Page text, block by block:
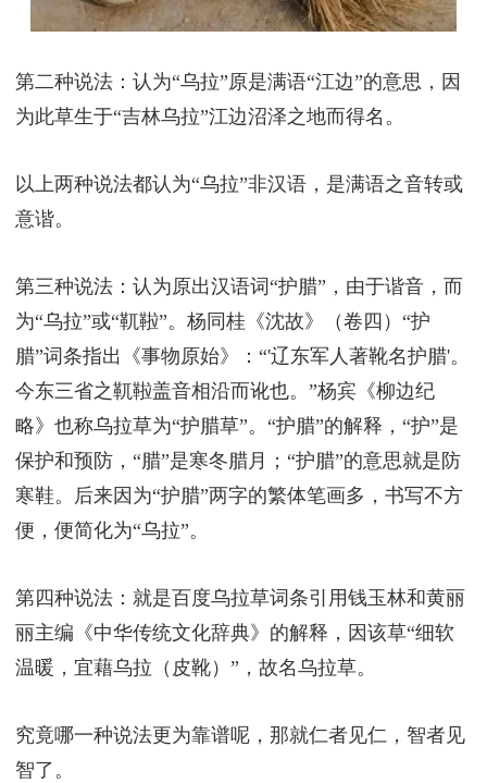
第二种说法：认为“乌拉”原是满语“江边”的意思，因
为此草生于“吉林乌拉”江边沼泽之地而得名。
以上两种说法都认为“乌拉”非汉语，是满语之音转或
意谐。
第三种说法：认为原出汉语词“护腊”，由于谐音，而
为“乌拉”或“靰鞡”。杨同桂《沈故》（卷四）“护
腊”词条指出《事物原始》：“'辽东军人著靴名护腊'。
今东三省之靰鞡盖音相沿而讹也。”杨宾《柳边纪
略》也称乌拉草为“护腊草”。“护腊”的解释，“护”是
保护和预防，“腊”是寒冬腊月；“护腊”的意思就是防
寒鞋。后来因为“护腊”两字的繁体笔画多，书写不方
便，便简化为“乌拉”。
第四种说法：就是百度乌拉草词条引用钱玉林和黄丽
丽主编《中华传统文化辞典》的解释，因该草“细软
温暖，宜藉乌拉（皮靴）”，故名乌拉草。
究竟哪一种说法更为靠谱呢，那就仁者见仁，智者见
智了。